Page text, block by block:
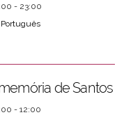
- 23:00
de Santos
- 12:00